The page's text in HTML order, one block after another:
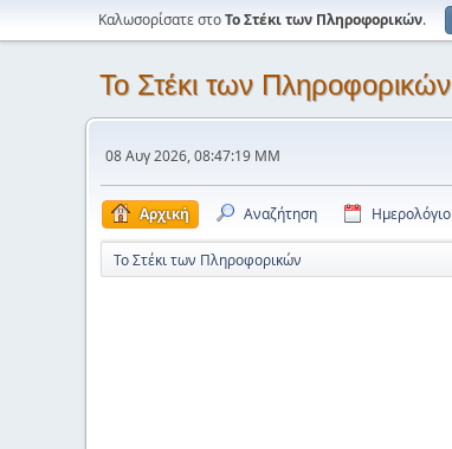
Καλωσορίσατε στοΤο Στέκι των Πληροφορικών.
Το Στέκι των Πληροφορικών
08 Αυγ 2026, 08:47:19 ΜΜ
Αρχική Αναζήτηση Ημερολόγιο
Το Στέκι των Πληροφορικών